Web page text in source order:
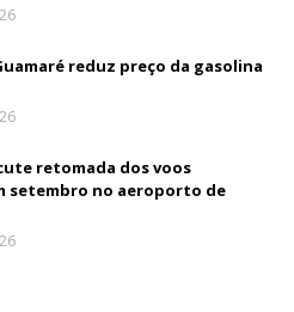
reduz preço da gasolina
retomada dos voos
setembro no aeroporto de